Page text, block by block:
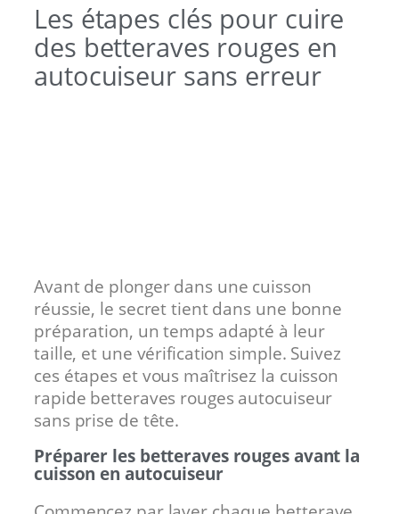
Les étapes clés pour cuire
des betteraves rouges en
autocuiseur sans erreur
Avant de plonger dans une cuisson
réussie, le secret tient dans une bonne
préparation, un temps adapté à leur
taille, et une vérification simple. Suivez
ces étapes et vous maîtrisez la cuisson
rapide betteraves rouges autocuiseur
sans prise de tête.
Préparer les betteraves rouges avant la
cuisson en autocuiseur